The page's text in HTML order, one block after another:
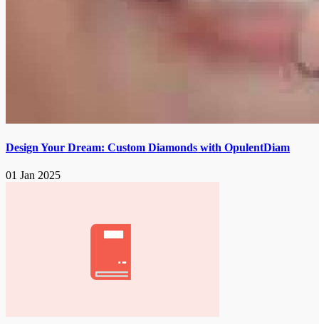
Design Your Dream: Custom Diamonds with OpulentDiam
01 Jan 2025